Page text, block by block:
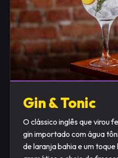
Gin & Tonic
O clássico inglês que virou
gin importado com água
de laranja bahia e um toque